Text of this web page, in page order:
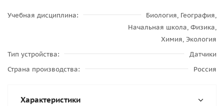
Учебная дисциплина
Биология, География,
Начальная школа, Физика,
Химия, Экология
Тип устройства
Датчики
Страна производства
Россия
Характеристики